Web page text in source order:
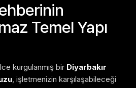
Temel Yapı
kurgulanmış bir Diyarbakır
, işletmenizin karşılaşabileceği